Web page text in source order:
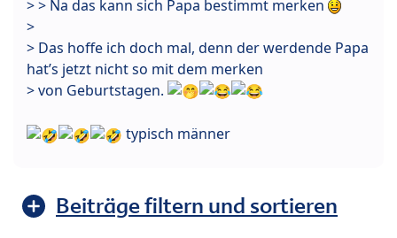
> > Na das kann sich Papa bestimmt merken
>
> Das hoffe ich doch mal, denn der werdende Papa
hat’s jetzt nicht so mit dem merken
> von Geburtstagen.
typisch männer
Beiträge filtern und sortieren